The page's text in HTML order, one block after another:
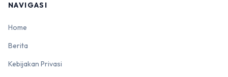
NAVIGASI
Home
Berita
Kebijakan Privasi